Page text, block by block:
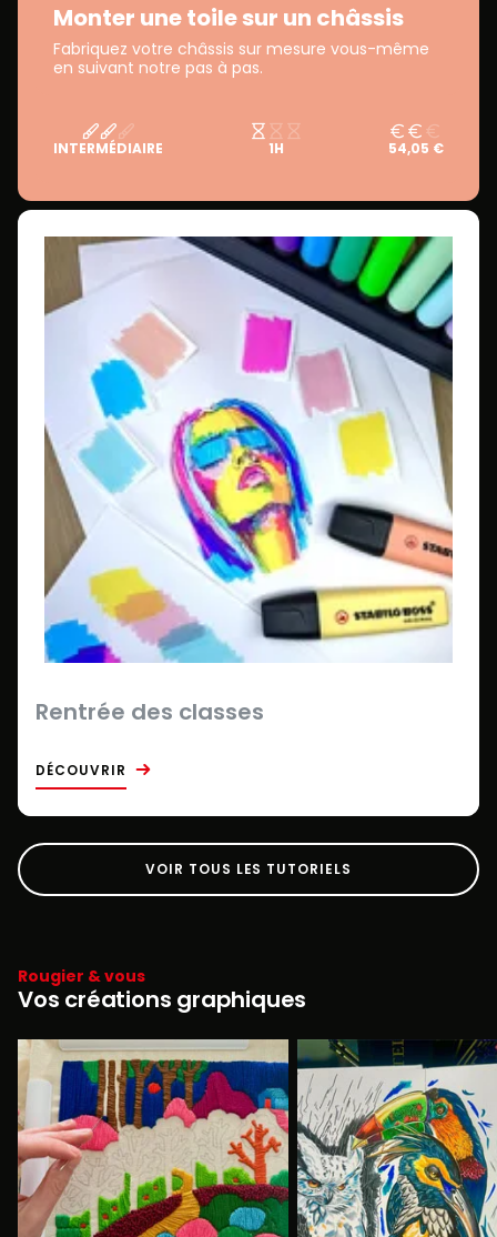
Monter une toile sur un châssis
Fabriquez votre châssis sur mesure vous-même
en suivant notre pas à pas.
INTERMÉDIAIRE 1H 54,05 €
Rentrée des classes
DÉCOUVRIR
VOIR TOUS LES TUTORIELS
Rougier & vous
Vos créations graphiques